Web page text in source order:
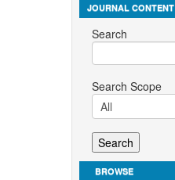
JOURNAL CONTENT
Search
Search Scope
BROWSE